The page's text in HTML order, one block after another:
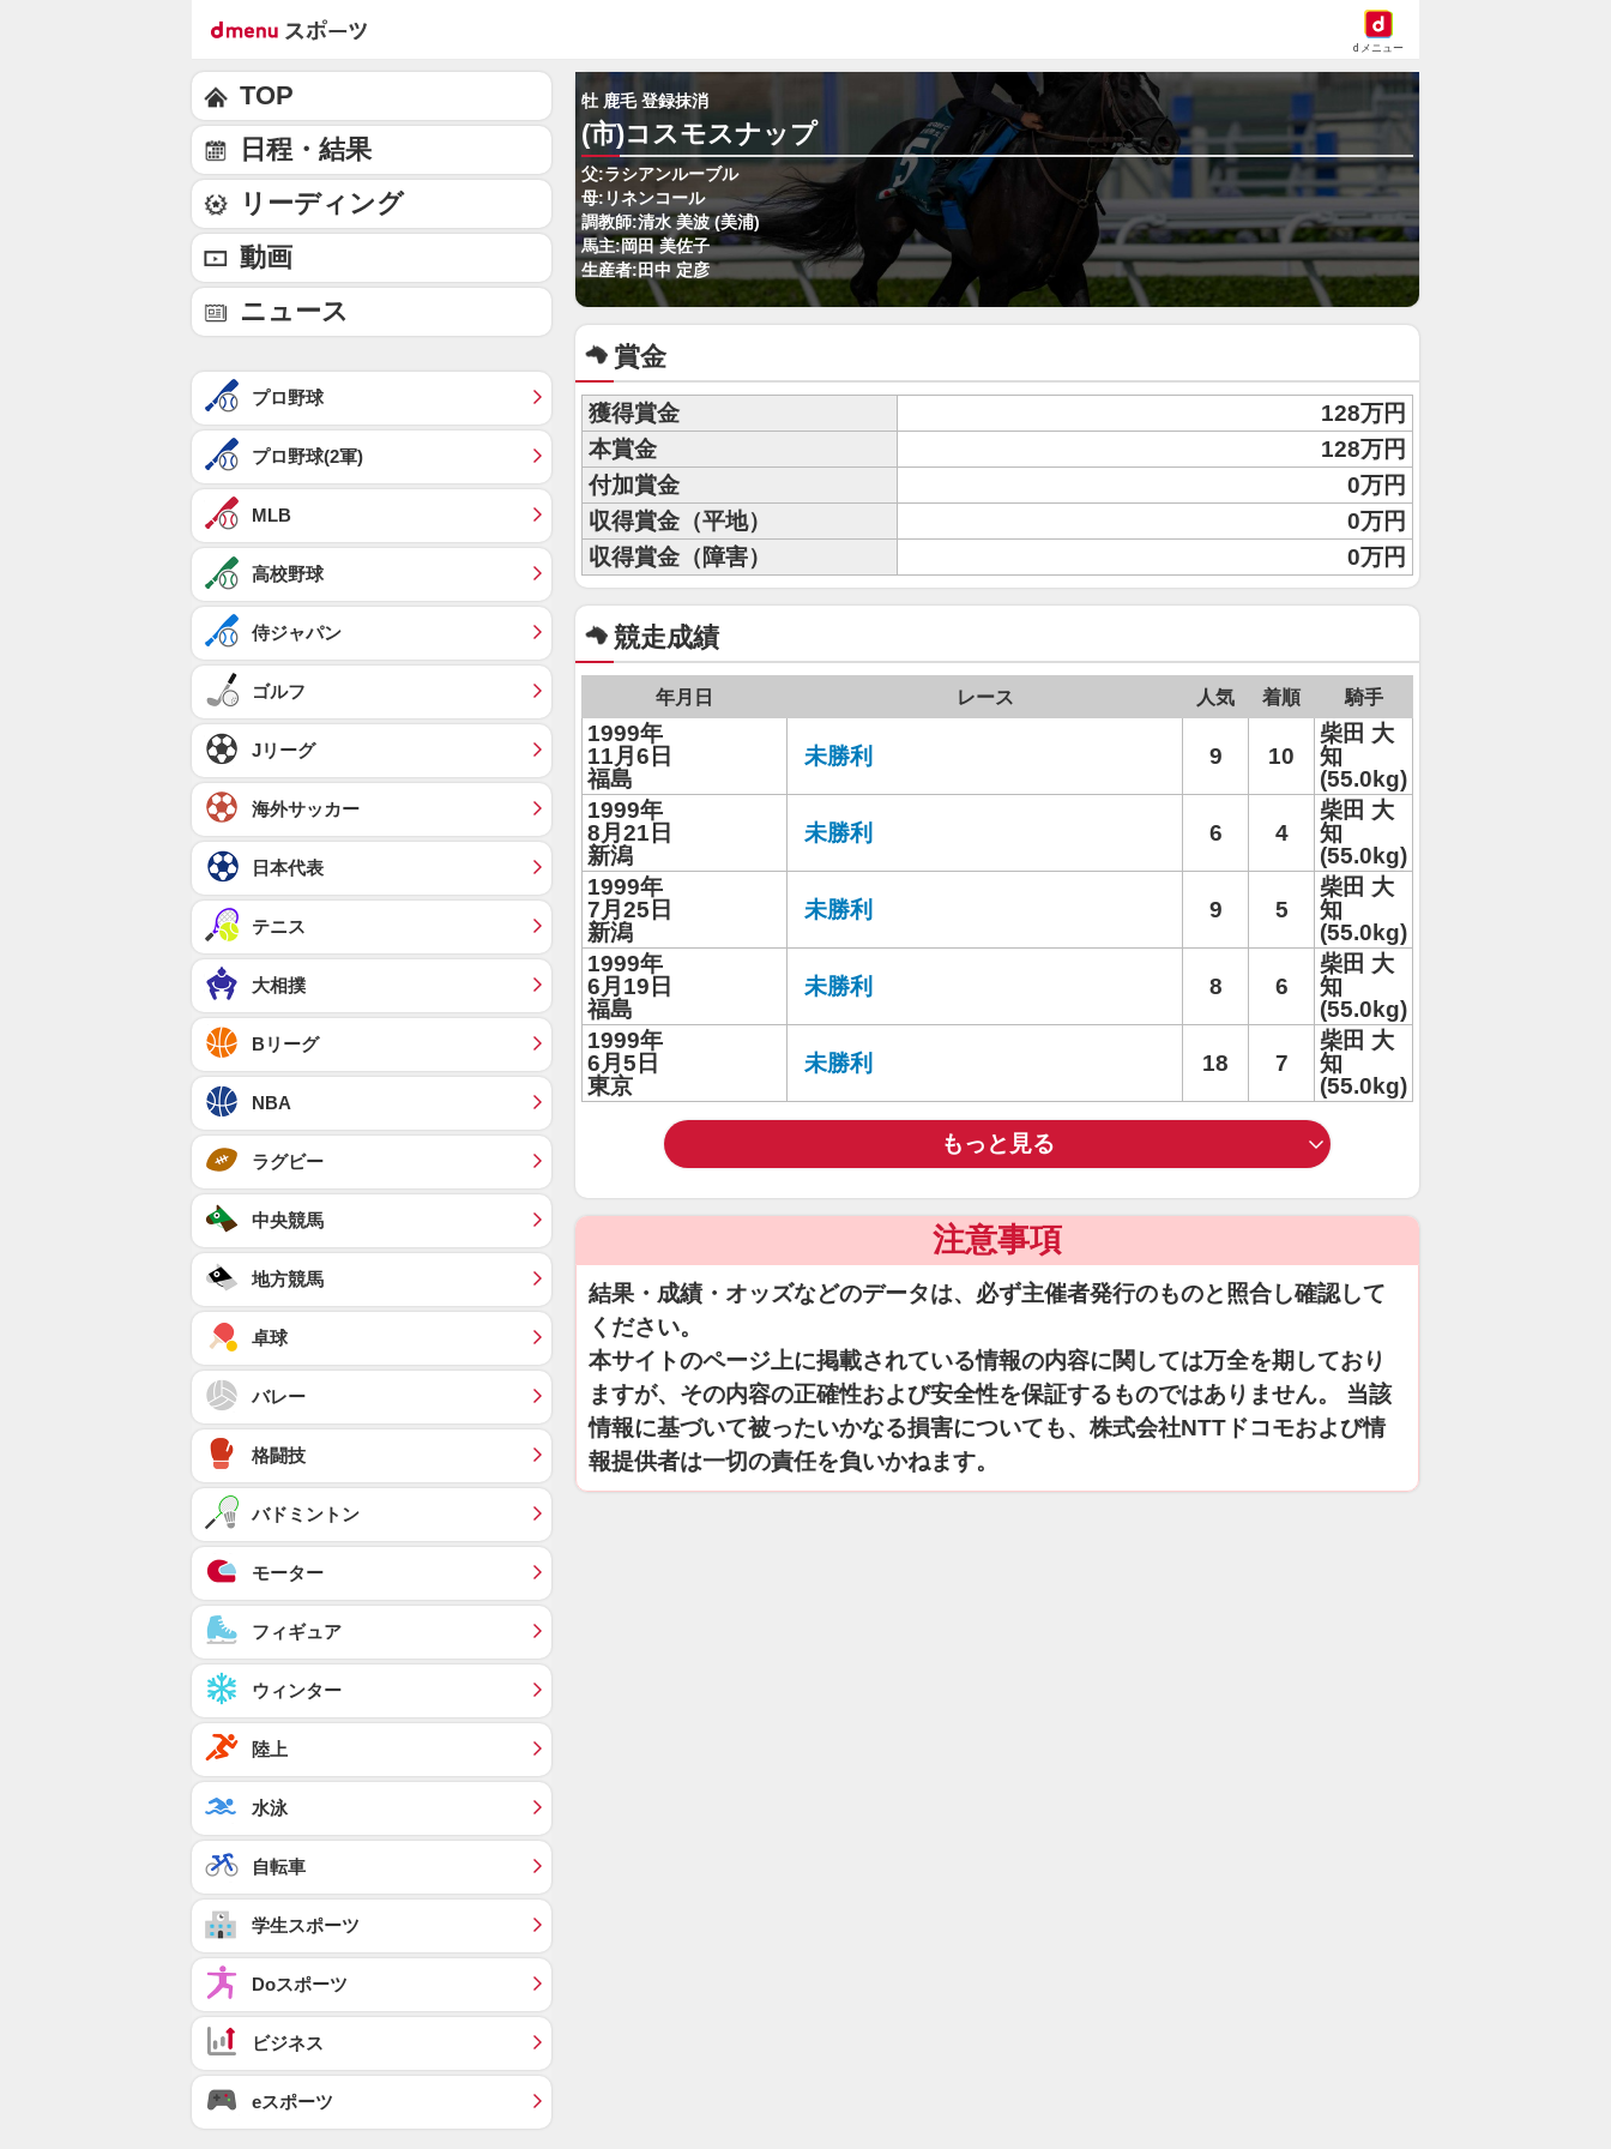
dメニュー
牡 鹿毛 登録抹消
(市)コスモスナップ
父:ラシアンルーブル
母:リネンコール
調教師:清水 美波 (美浦)
馬主:岡田 美佐子
生産者:田中 定彦
賞金
獲得賞金
128万円
本賞金
128万円
付加賞金
0万円
収得賞金（平地）
0万円
収得賞金（障害）
0万円
競走成績
年月日 レース 人気 着順 騎手
1999年
11月6日
福島
未勝利 9 10
柴田 大
知
(55.0kg)
1999年
8月21日
新潟
未勝利 6 4
柴田 大
知
(55.0kg)
1999年
7月25日
新潟
未勝利 9 5
柴田 大
知
(55.0kg)
1999年
6月19日
福島
未勝利 8 6
柴田 大
知
(55.0kg)
1999年
6月5日
東京
未勝利 18 7
柴田 大
知
(55.0kg)
もっと見る
注意事項
結果・成績・オッズなどのデータは、必ず主催者発行のものと照合し確認して
ください。
本サイトのページ上に掲載されている情報の内容に関しては万全を期しており
ますが、その内容の正確性および安全性を保証するものではありません。 当該
情報に基づいて被ったいかなる損害についても、株式会社NTTドコモおよび情
報提供者は一切の責任を負いかねます。
TOP
日程・結果
リーディング
動画
ニュース
プロ野球
プロ野球(2軍)
MLB
高校野球
侍ジャパン
ゴルフ
Jリーグ
海外サッカー
日本代表
テニス
大相撲
Bリーグ
NBA
ラグビー
中央競馬
地方競馬
卓球
バレー
格闘技
バドミントン
モーター
フィギュア
ウィンター
陸上
水泳
自転車
学生スポーツ
Doスポーツ
ビジネス
eスポーツ